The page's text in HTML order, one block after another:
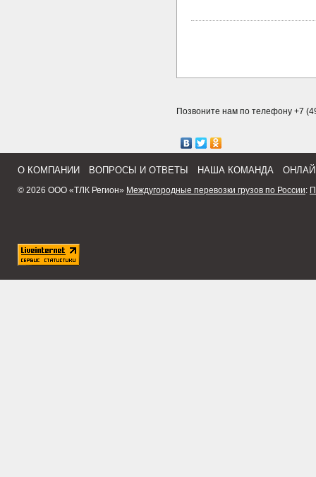
Позвоните нам по телефону +7
О КОМПАНИИ ВОПРОСЫ И ОТВЕТЫ НАША КОМАНДА
© 2026 ООО «ТЛК Регион» Междугородные перевозки грузов по России: